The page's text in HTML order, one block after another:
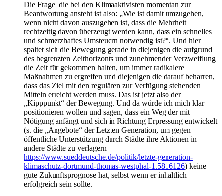
Die Frage, die bei den Klimaaktivisten momentan zur
Beantwortung ansteht ist also: „Wie ist damit umzugehen,
wenn nicht davon auszugehen ist, dass die Mehrheit
rechtzeitig davon überzeugt werden kann, dass ein schnelles
und schmerzhaftes Umsteuern notwendig ist?“. Und hier
spaltet sich die Bewegung gerade in diejenigen die aufgrund
des begrenzten Zeithorizonts und zunehmender Verzweiflung
die Zeit für gekommen halten, um immer radikalere
Maßnahmen zu ergreifen und diejenigen die darauf beharren,
dass das Ziel mit den regulären zur Verfügung stehenden
Mitteln erreicht werden muss. Das ist jetzt also der
„Kipppunkt“ der Bewegung. Und da würde ich mich klar
positionieren wollen und sagen, dass ein Weg der mit
Nötigung anfängt und sich in Richtung Erpressung entwickelt
(s. die „Angebote“ der Letzten Generation, um gegen
öffentliche Unterstützung durch Städte ihre Aktionen in
andere Städte zu verlagern
https://www.sueddeutsche.de/politik/letzte-generation-
klimaschutz-dortmund-thomas-westphal-1.5816126) keine
gute Zukunftsprognose hat, selbst wenn er inhaltlich
erfolgreich sein sollte.